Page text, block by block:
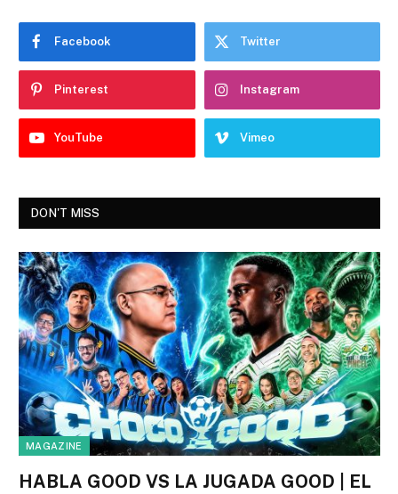
Facebook Twitter
Pinterest Instagram
YouTube Vimeo
DON'T MISS
MAGAZINE
HABLA GOOD VS LA JUGADA GOOD | EL